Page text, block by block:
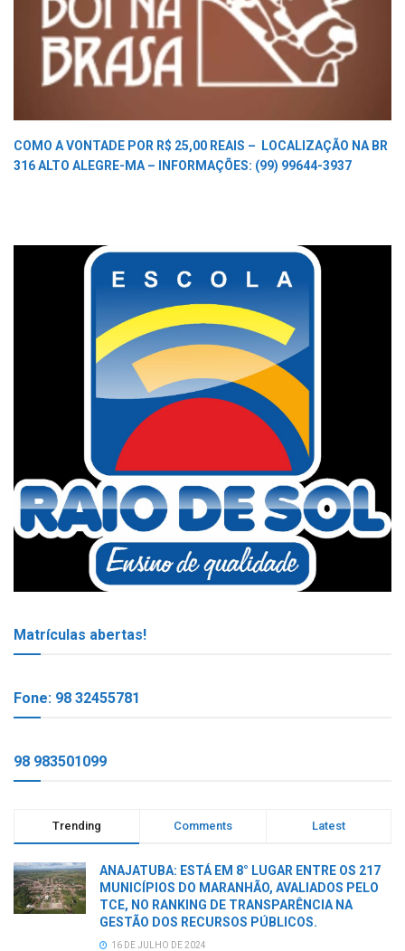
COMO A VONTADE POR R$ 25,00 REAIS –
LOCALIZAÇÃO NA BR
316 ALTO ALEGRE-MA –
INFORMAÇÕES: (99) 99644-3937
Matrículas abertas!
Fone: 98 32455781
98 983501099
Trending Comments Latest
ANAJATUBA: ESTÁ EM 8° LUGAR ENTRE OS 217
MUNICÍPIOS DO MARANHÃO, AVALIADOS PELO
TCE, NO RANKING DE TRANSPARÊNCIA NA
GESTÃO DOS RECURSOS PÚBLICOS.
16 DE JULHO DE 2024